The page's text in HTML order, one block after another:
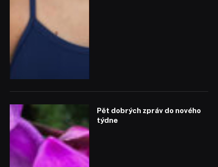
Pět dobrých zpráv do nového
týdne